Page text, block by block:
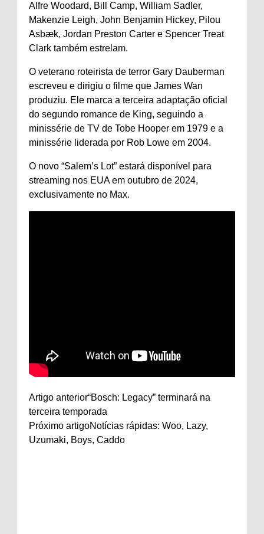
Alfre Woodard, Bill Camp, William Sadler,
Makenzie Leigh, John Benjamin Hickey, Pilou
Asbæk, Jordan Preston Carter e Spencer Treat
Clark também estrelam.
O veterano roteirista de terror Gary Dauberman
escreveu e dirigiu o filme que James Wan
produziu. Ele marca a terceira adaptação oficial
do segundo romance de King, seguindo a
minissérie de TV de Tobe Hooper em 1979 e a
minissérie liderada por Rob Lowe em 2004.
O novo “Salem’s Lot” estará disponível para
streaming nos EUA em outubro de 2024,
exclusivamente no Max.
Artigo anterior“Bosch: Legacy” terminará na
terceira temporada
Próximo artigoNotícias rápidas: Woo, Lazy,
Uzumaki, Boys, Caddo